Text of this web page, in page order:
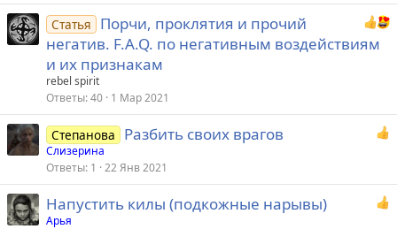
Статья
Порчи, проклятия и прочий
негатив. F.A.Q. по негативным воздействиям
и их признакам
rebel spirit
Ответы 40 1 Мар 2021
Степанова Разбить своих врагов
Слизерина
Ответы 1 22 Янв 2021
Напустить килы (подкожные нарывы)
Арья